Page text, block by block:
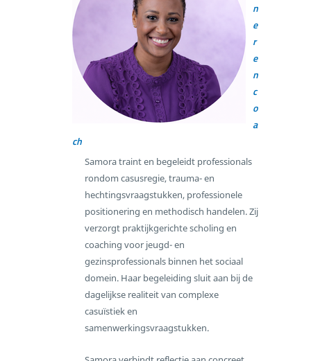
n
e
r
e
n
c
o
a
ch
Samora traint en begeleidt professionals
rondom casusregie, trauma- en
hechtingsvraagstukken, professionele
positionering en methodisch handelen. Zij
verzorgt praktijkgerichte scholing en
coaching voor jeugd- en
gezinsprofessionals binnen het sociaal
domein. Haar begeleiding sluit aan bij de
dagelijkse realiteit van complexe
casuïstiek en
samenwerkingsvraagstukken.